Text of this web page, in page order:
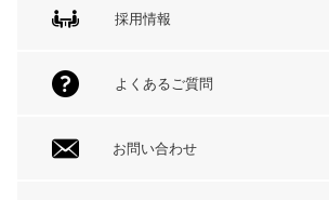
採用情報
よくあるご質問
お問い合わせ